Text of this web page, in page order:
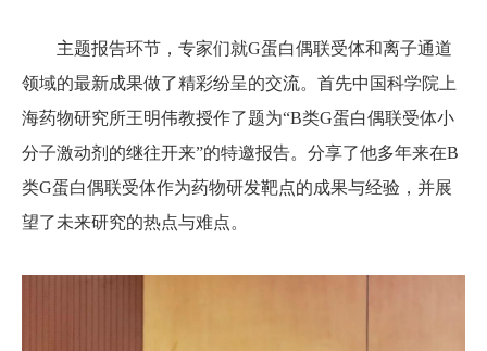
主题报告环节，专家们就G蛋白偶联受体和离子通道
领域的最新成果做了精彩纷呈的交流。首先中国科学院上
海药物研究所王明伟教授作了题为“B类G蛋白偶联受体小
分子激动剂的继往开来”的特邀报告。分享了他多年来在B
类G蛋白偶联受体作为药物研发靶点的成果与经验，并展
望了未来研究的热点与难点。